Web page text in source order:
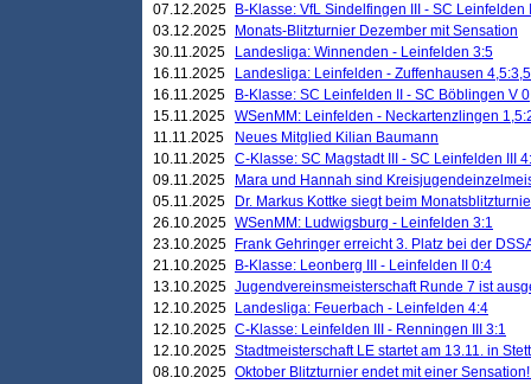
07.12.2025
B-Klasse: VfL Sindelfingen III - SC Leinfelden
03.12.2025
Monats-Blitzturnier Dezember mit Sensation
30.11.2025
Landesliga: Winnenden - Leinfelden 3:5
16.11.2025
Landesliga: Leinfelden - Zuffenhausen 4,5:3,5
16.11.2025
B-Klasse: SC Leinfelden II - SC Böblingen V
15.11.2025 WSenMM: Leinfelden - Neckartenzlingen
11.11.2025
Neues Mitglied Kilian Baumann
10.11.2025 C-Klasse: SC Magstadt III - SC Leinfelden III
09.11.2025
Mara und Hannah sind
05.11.2025
Dr. Markus Kottke siegt beim
26.10.2025 WSenMM: Ludwigsburg - Leinfelden 3:1
23.10.2025
Frank Gehringer erreicht 3. Platz bei der
21.10.2025
B-Klasse: Leonberg III - Leinfelden II 0:4
13.10.2025 Jugendvereinsmeisterschaft Runde 7 ist
12.10.2025
Landesliga: Feuerbach - Leinfelden 4:4
12.10.2025 C-Klasse: Leinfelden III - Renningen III 3:1
12.10.2025 Stadtmeisterschaft LE startet am 13.11. in
08.10.2025 Oktober Blitzturnier endet mit einer